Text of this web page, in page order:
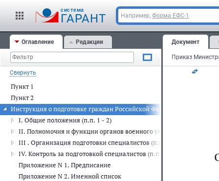
cистема
ГАРАНТ Например, Форма ЕФС-1
Оглавление Редакции
Свернуть
Пункт 1
Пункт 2
Инструкция о подготовке граждан Российской Федерации по
I. Общие положения (п.п. 1 - 2)
II. Полномочия и функции органов военного управления,
III . Организация подготовки специалистов (п.п. 13 - 48)
IV. Контроль за подготовкой специалистов (п.п. 49 - 64)
Приложение N 1. Предписание
Приложение N 2. Именной список
Документ